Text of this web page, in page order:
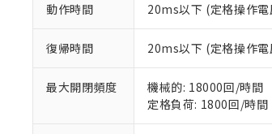
動作時間 20ms以下 (定格操作
復帰時間 20ms以下 (定格操作
最大開閉頻度
機械的: 18000回/時間
定格負荷: 1800回/時間